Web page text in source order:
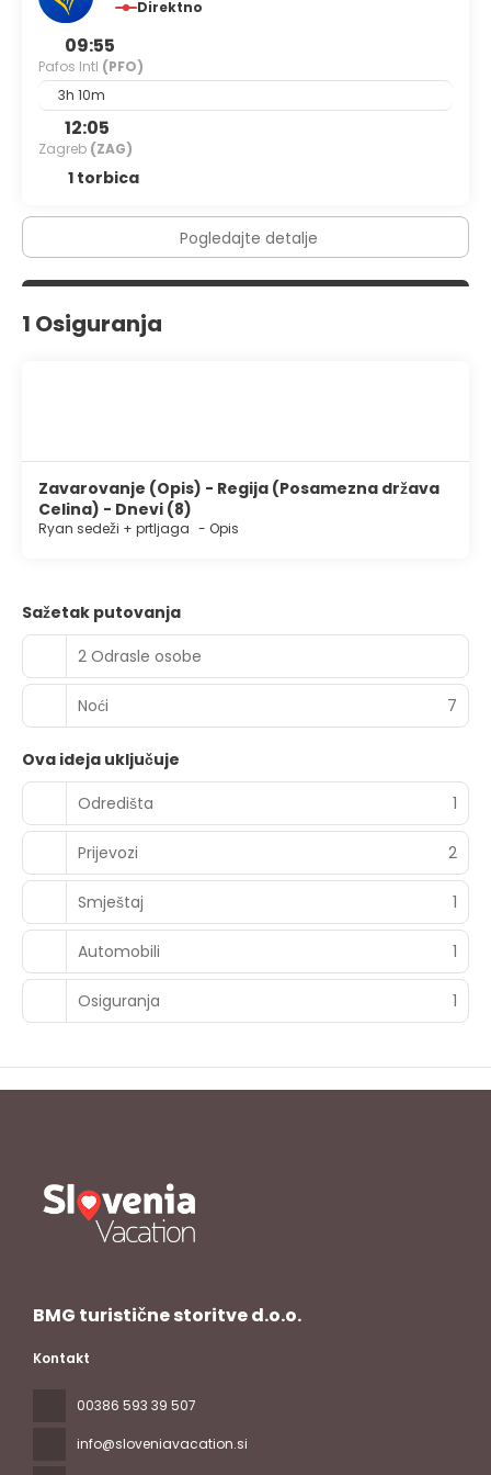
Direktno
09:55
Pafos Intl (PFO)
3h 10m
12:05
Zagreb (ZAG)
1 torbica
Pogledajte detalje
1 Osiguranja
Zavarovanje (Opis) - Regija (Posamezna država
Celina) - Dnevi (8)
Ryan sedeži + prtljaga - Opis
Sažetak putovanja
2 Odrasle osobe
Noći 7
Ova ideja uključuje
Odredišta
1
Prijevozi 2
Smještaj 1
Automobili 1
Osiguranja 1
BMG turistične storitve d.o.o.
Kontakt
00386 593 39 507
info@sloveniavacation.si